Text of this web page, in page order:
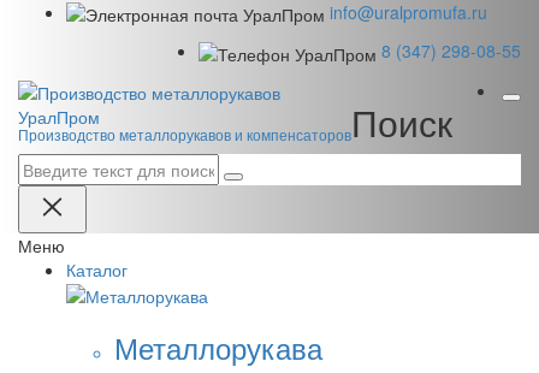
info@uralpromufa.ru
8 (347) 298‑08‑55
УралПром
Производство металлорукавов и компенсаторовПоиск
Меню
Каталог
Металлорукава